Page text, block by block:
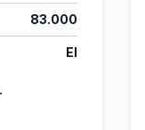
83.000
El